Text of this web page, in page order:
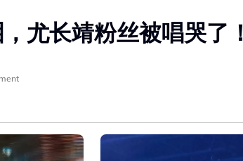
尤长靖粉丝被唱哭了！